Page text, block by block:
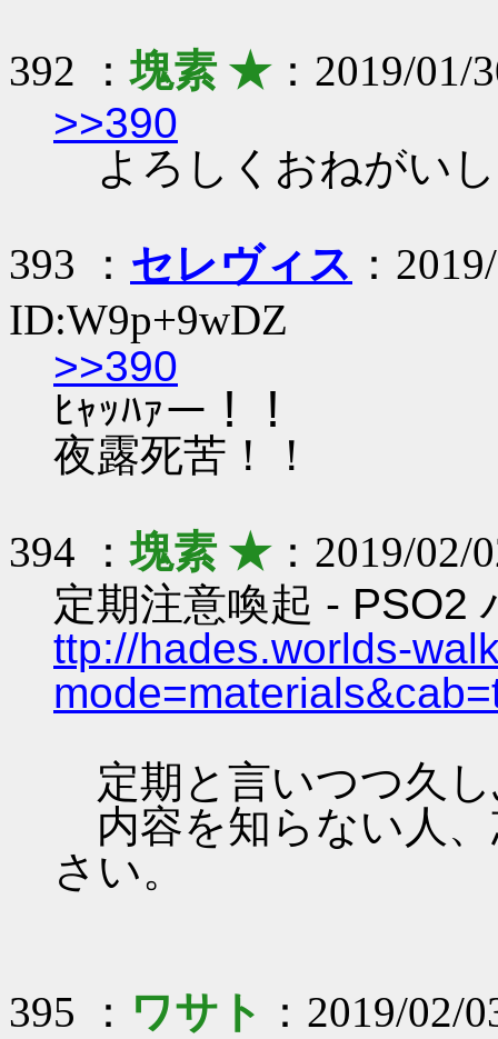
392 ：塊素 ★：2019/01/
>>390
よろしくおねがい
393 ： セレヴィス ：
ID:W9p+9wDZ
>>390
ﾋｬｯﾊｧー！！
夜露死苦！！
394 ：塊素 ★：2019/02/
定期注意喚起 - PSO2
ttp://hades.worlds-
定期と言いつつ久
内容を知らない人
さい。
395 ： ワサト ：2019/02/